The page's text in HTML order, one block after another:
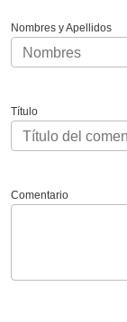
Nombres y Apellidos
Título
Comentario